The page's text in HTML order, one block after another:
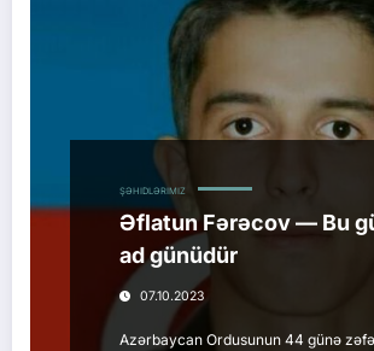
ŞƏHIDLƏRIMIZ
Əflatun Fərəcov — Bu
ad günüdür
07.10.2023
Azərbaycan Ordusunun 44 günə